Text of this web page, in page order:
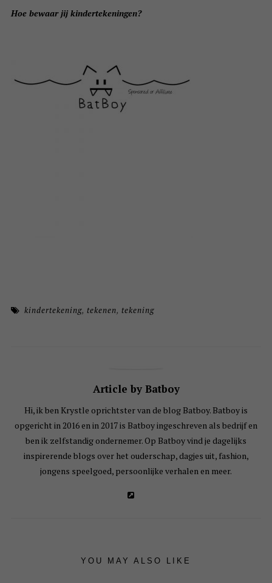
Hoe bewaar jij kindertekeningen?
kindertekening,tekenen,tekening
Article by Batboy
Hi, ik ben Krystle oprichtster van de blog Batboy. Batboy is
opgericht in 2016 en in 2017 is Batboy ingeschreven als bedrijf en
ben ik zelfstandig ondernemer. Op Batboy vind je dagelijks
inspirerende blogs over het ouderschap, dagjes uit, fashion,
jongens speelgoed, persoonlijke verhalen en meer.
YOU MAY ALSO LIKE